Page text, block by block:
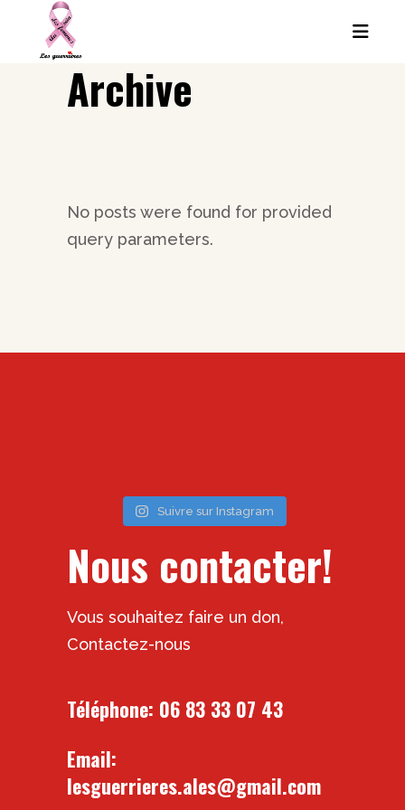
Archive
No posts were found for provided
query parameters.
Suivre sur Instagram
Nous contacter!
Vous souhaitez faire un don,
Contactez-nous
Téléphone: 06 83 33 07 43
Email:
lesguerrieres.ales@gmail.com